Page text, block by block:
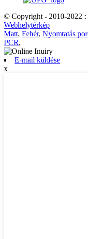
© Copyright - 2010-2022 :
Webhelytérkép
Matt, Fehér, Nyomtatás
PCR,
E-mail küldése
x